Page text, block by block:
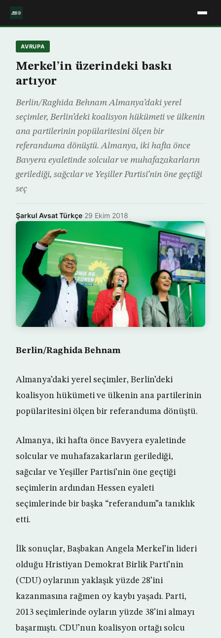
AVRUPA
Merkel’in üzerindeki baskı
artıyor
Berlin/Raghida Behnam Almanya’daki yerel
seçimler, Berlin’deki koalisyon hükümeti ve ülkenin
ana partilerinin popülaritesini ölçen bir
referanduma dönüştü. Almanya, iki hafta önce
Bavyera eyaletinde solcular ve muhafazakarların
gerilediği, sağcılar ve Yeşiller Partisi’nin öne geçtiği
seç
Şarkul Avsat Türkçe·29 Ekim 2018
Berlin/Raghida Behnam
Almanya’daki yerel seçimler, Berlin’deki
koalisyon hükümeti ve ülkenin ana partilerinin
popülaritesini ölçen bir referanduma dönüştü.
Almanya, iki hafta önce Bavyera eyaletinde
solcular ve muhafazakarların gerilediği,
sağcılar ve Yeşiller Partisi’nin öne geçtiği
seçimlerin ardından Hessen eyaleti
seçimlerinde bir başka “referandum”a tanıklık
etti.
İlk sonuçlar, Başbakan Angela Merkel’in lideri
olduğu Hristiyan Demokrat Birlik Parti’nin
(CDU) oylarının yaklaşık yüzde 28’ini
kazanmasına rağmen oy kaybı yaşadı. Parti,
2013 seçimlerinde oyların yüzde 38’ini almayı
başarmıştı. CDU’nun koalisyon ortağı solcu